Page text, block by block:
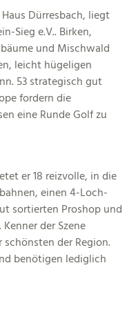
Dürresbach, liegt
Sieg e.V.. Birken,
und Mischwald
leicht hügeligen
53 strategisch gut
fordern die
eine Runde Golf zu
er 18 reizvolle, in die
einen 4-Loch-
sortierten Proshop und
der Szene
der Region.
benötigen lediglich